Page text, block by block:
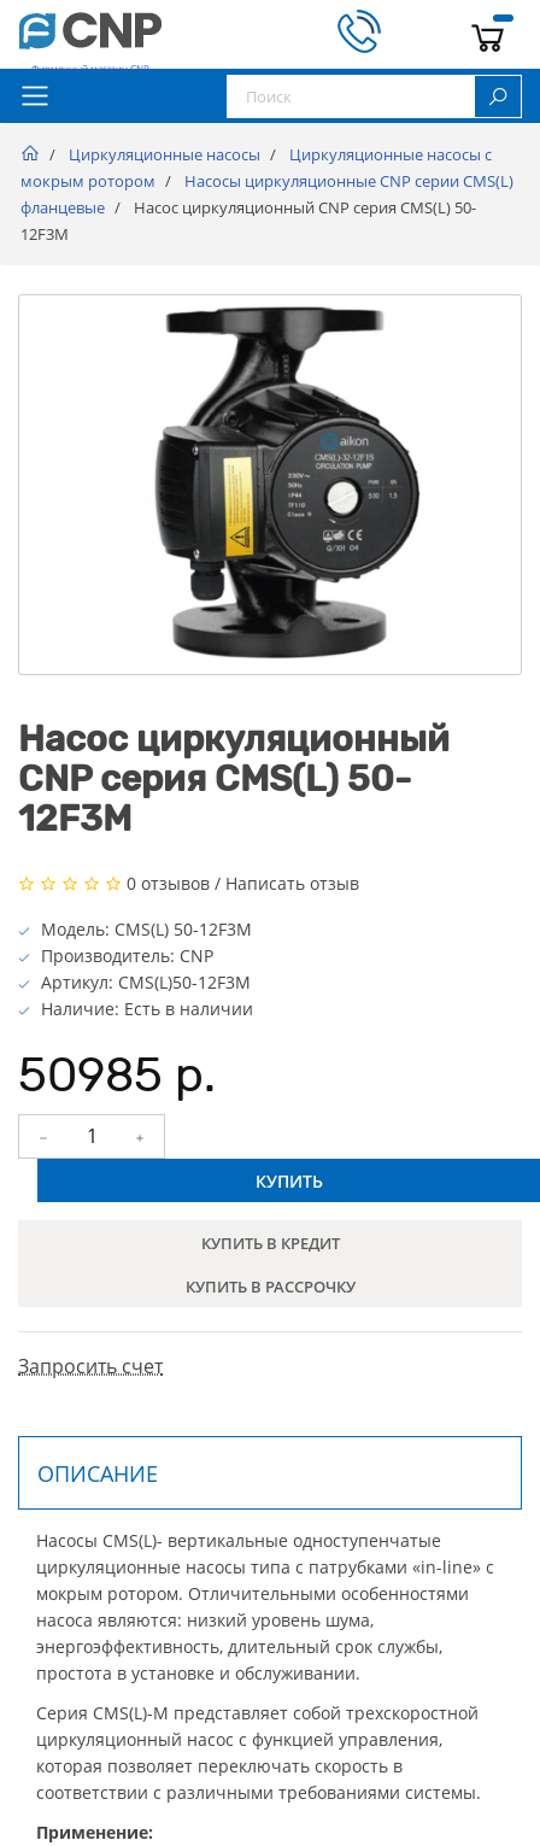
Фирменный магазин CNP
Циркуляционные насосы
Циркуляционные насосы с
мокрым ротором
Насосы циркуляционные CNP серии CMS(L)
фланцевые
Насос циркуляционный CNP серия CMS(L) 50-
12F3M
Насос циркуляционный
CNP серия CMS(L) 50-
12F3M
0 отзывов / Написать отзыв
Модель: CMS(L) 50-12F3M
Производитель: CNP
Артикул: CMS(L)50-12F3M
Наличие: Есть в наличии
50985 р.
КУПИТЬ
КУПИТЬ В КРЕДИТ
КУПИТЬ В РАССРОЧКУ
Запросить счет
ОПИСАНИЕ
Насосы CMS(L)- вертикальные одноступенчатые
циркуляционные насосы типа с патрубками «in-line» с
мокрым ротором. Отличительными особенностями
насоса являются: низкий уровень шума,
энергоэффективность, длительный срок службы,
простота в установке и обслуживании.
Серия CMS(L)-M представляет собой трехскоростной
циркуляционный насос с функцией управления,
которая позволяет переключать скорость в
соответствии с различными требованиями системы.
Применение: